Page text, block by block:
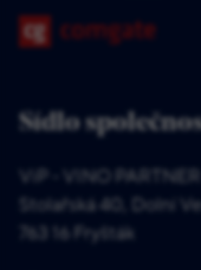
Sídlo
ViP - VINO PARTNER
Stolařská 40, Dolní
763 16 Fryšták